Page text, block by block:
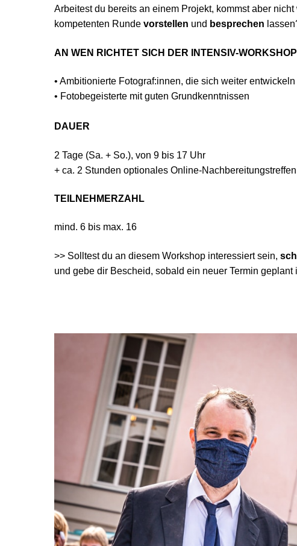
Arbeitest du bereits an einem Projekt, kommst aber
kompetenten Runde vorstellen und besprechen
AN WEN RICHTET SICH DER INTENSIV-
• Ambitionierte Fotograf:innen, die sich weiter
• Fotobegeisterte mit guten Grundkenntnissen
DAUER
2 Tage (Sa. + So.), von 9 bis 17 Uhr
+ ca. 2 Stunden optionales Online-Nachbereitungstreffen
TEILNEHMERZAHL
mind. 6 bis max. 16
>> Solltest du an diesem Workshop interessiert sein,
und gebe dir Bescheid, sobald ein neuer Termin geplant